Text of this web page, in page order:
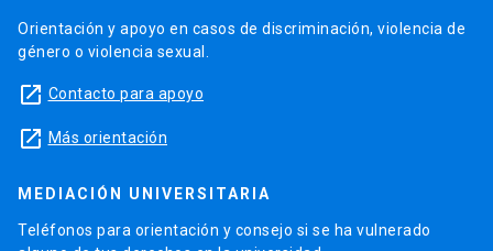
Orientación y apoyo en casos de discriminación, violencia de
género o violencia sexual.
launch Contacto para apoyo
launch Más orientación
MEDIACIÓN UNIVERSITARIA
Teléfonos para orientación y consejo si se ha vulnerado